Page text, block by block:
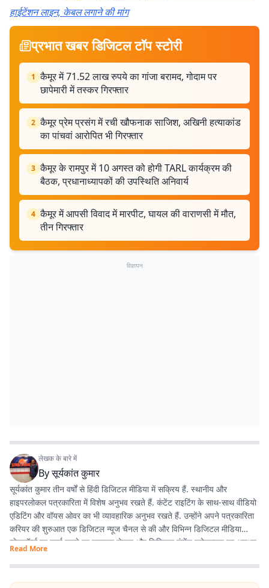
हाईटेंशन लाइन, केबल लगाने की मांग
प्रभात खबर डिजिटल टॉप स्टोरी
1 कैमूर में 71.52 लाख रुपये का गांजा बरामद, गोदाम पर
छापेमारी में तस्कर गिरफ्तार
2 कैमूर प्रेम प्रसंग में रची खौफनाक साजिश, अखिनी हत्याकांड
का पांचवां आरोपित भी गिरफ्तार
3 कैमूर के रामपुर में 10 अगस्त को होगी TARL कार्यक्रम की
बैठक, प्रधानाध्यापकों की उपस्थिति अनिवार्य
4 कैमूर में आपसी विवाद में मारपीट, घायल की वाराणसी में मौत,
तीन गिरफ्तार
विज्ञापन
लेखक के बारे में
Byसूर्यकांत कुमार
सूर्यकांत कुमार तीन वर्षों से हिंदी डिजिटल मीडिया में सक्रिय हैं. स्थानीय और
हाइपरलोकल पत्रकारिता में विशेष अनुभव रखते हैं. कंटेंट राइटिंग के साथ-साथ वीडियो
एडिटिंग और वॉयस ओवर का भी व्यावहारिक अनुभव रखते हैं. उन्होंने अपने पत्रकारिता
करियर की शुरुआत एक डिजिटल न्यूज चैनल से की और विभिन्न डिजिटल मीडिया
प्लेटफॉर्म्स पर कार्य करते हुए समाचार लेखन और डिजिटल कंटेंट प्रोडक्शन का अनुभव
हासिल किया है. इसके अलावा खेल और मनोरंजन से जुड़ी खबरों में भी विशेष रुचि रखते
हैं.
Read More